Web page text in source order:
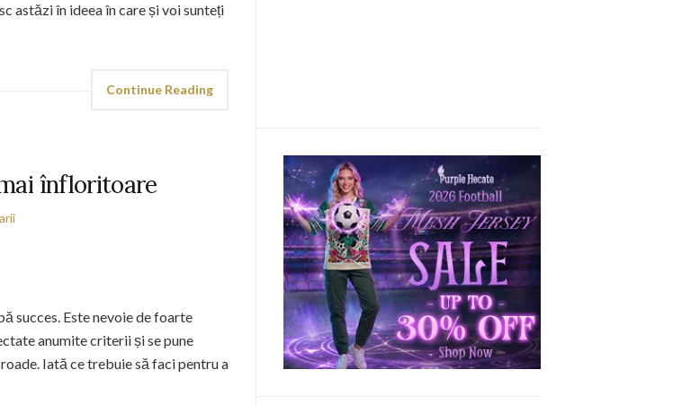
astăzi în ideea în care și voi sunteți
Continue Reading
înfloritoare
succes. Este nevoie de foarte
anumite criterii și se pune
Iată ce trebuie să faci pentru a